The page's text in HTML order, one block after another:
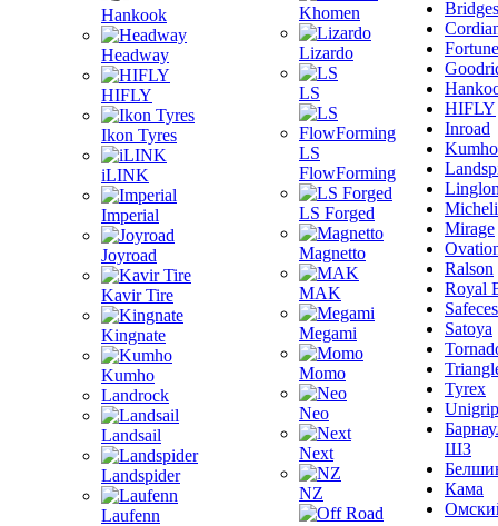
Hankook
Headway
HIFLY
Ikon Tyres
iLINK
Imperial
Joyroad
Kavir Tire
Kingnate
Kumho
Landrock
Landsail
Landspider
Laufenn
Khomen
Lizardo
LS
LS
FlowForming
LS Forged
Magnetto
MAK
Megami
Momo
Neo
Next
NZ
Fortune
HIFLY
Inroad
Kumho
Mirage
Ralson
Royal
Satoya
Tyrex
Unigrip
ШЗ
Кама